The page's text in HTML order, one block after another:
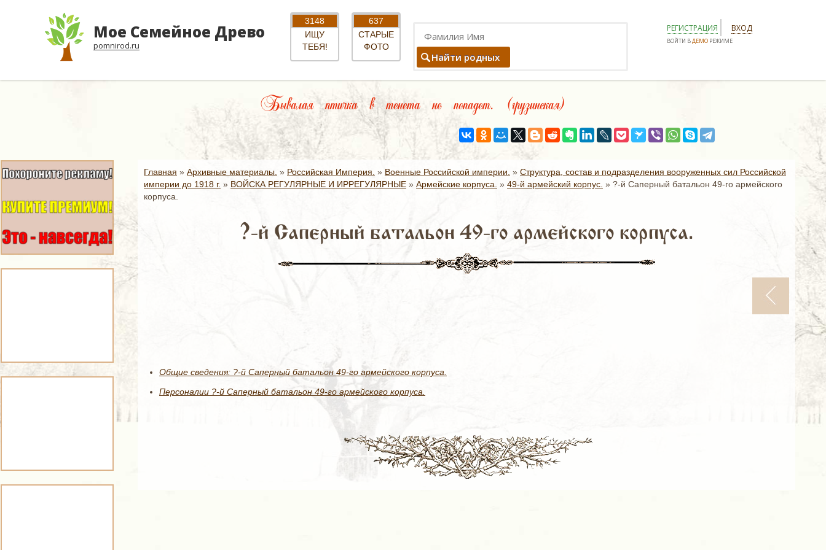
Мое Семейное Древо
pomnirod.ru
3148
ИЩУ
ТЕБЯ!
637
СТАРЫЕ
ФОТО
Найти родных
РЕГИСТРАЦИЯ ВХОД
ВОЙТИ ВДЕМО РЕЖИМЕ
Бывалая птичка в тенета не попадет. (грузинская)
Главная » Архивные материалы. » Российская Империя. » Военные Российской империи. » Структура, состав и подразделения вооруженных сил Российской
империи до 1918 г. » ВОЙСКА РЕГУЛЯРНЫЕ И ИРРЕГУЛЯРНЫЕ » Армейские корпуса. » 49-й армейский корпус. » ?-й Саперный батальон 49-го армейского
корпуса.
?-й Саперный батальон 49-го армейского корпуса.
Общие сведения: ?-й Саперный батальон 49-го армейского корпуса.
Персоналии ?-й Саперный батальон 49-го армейского корпуса.